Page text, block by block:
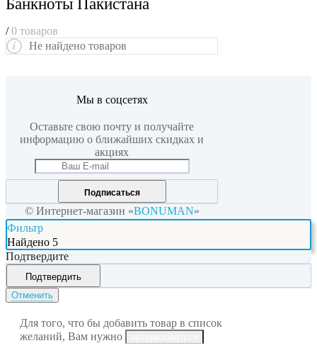
Банкноты Пакистана
/ 0 товаров
Не найдено товаров
Мы в соцсетях
Оставьте свою почту и получайте
информацию о ближайших скидках и
акциях
Подписаться
© Интернет-магазин «BONUMAN»
Фильтр
Найдено 5
Подтвердите
Подтвердить
Отменить
Для того, что бы добавить товар в список
желаний, Вам нужно